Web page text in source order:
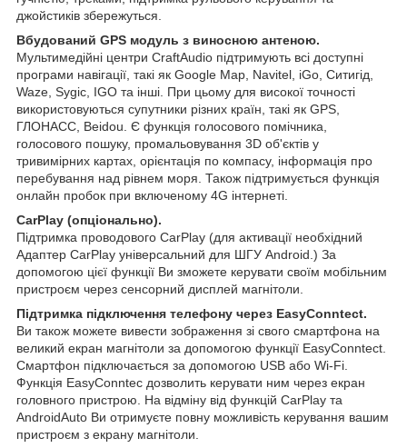
джойстиків збережуться.
Вбудований GPS модуль з виносною антеною.
Мультимедійні центри CraftAudio підтримують всі доступні
програми навігації, такі як Google Map, Navitel, iGo, Ситигід,
Waze, Sygic, IGO та інші. При цьому для високої точності
використовуються супутники різних країн, такі як GPS,
ГЛОНАСС, Beidou. Є функція голосового помічника,
голосового пошуку, промальовування 3D об'єктів у
тривимірних картах, орієнтація по компасу, інформація про
перебування над рівнем моря. Також підтримується функція
онлайн пробок при включеному 4G інтернеті.
CarPlay (опціонально).
Підтримка проводового CarPlay (для активації необхідний
Адаптер CarPlay універсальний для ШГУ Android.) За
допомогою цієї функції Ви зможете керувати своїм мобільним
пристроєм через сенсорний дисплей магнітоли.
Підтримка підключення телефону через EasyConntect.
Ви також можете вивести зображення зі свого смартфона на
великий екран магнітоли за допомогою функції EasyConntect.
Смартфон підключається за допомогою USB або Wi-Fi.
Функція EasyConntec дозволить керувати ним через екран
головного пристрою. На відміну від функцій CarPlay та
AndroidAuto Ви отримуєте повну можливість керування вашим
пристроєм з екрану магнітоли.